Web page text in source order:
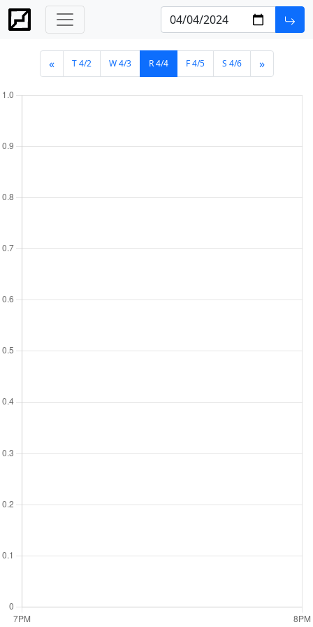
« T 4/2 W 4/3 R 4/4 F 4/5 S 4/6 »